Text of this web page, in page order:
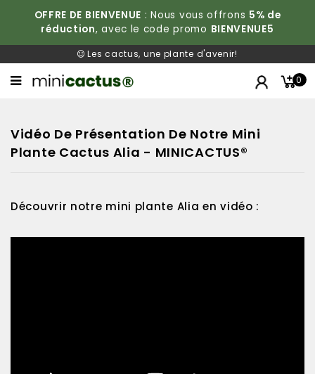
OFFRE DE BIENVENUE : Nous vous offrons 5% de
réduction, avec le code promo BIENVENUE5
Les cactus, une plante d'avenir!
0
Vidéo De Présentation De Notre Mini
Plante Cactus Alia - MINICACTUS®
Découvrir notre mini plante Alia en vidéo :